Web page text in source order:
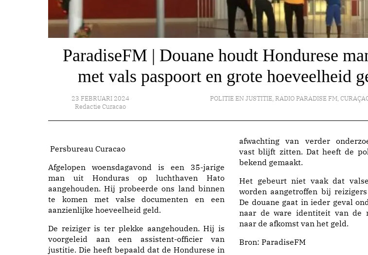
ParadiseFM | Douane houdt Hondurese
met vals paspoort en grote hoeveelheid
23 FEBRUARI 2024
Redactie Curacao
POLITIE EN JUSTITIE,RADIO PARADISE FM,
Persbureau Curacao
Afgelopen woensdagavond is een 35-jarige
man uit Honduras op luchthaven Hato
aangehouden. Hij probeerde ons land binnen
te komen met valse documenten en een
aanzienlijke hoeveelheid geld.
De reiziger is ter plekke aangehouden. Hij is
voorgeleid aan een assistent-officier van
justitie. Die heeft bepaald dat de Hondurese in
afwachting van verder
vast blijft zitten. Dat heeft de
bekend gemaakt.
Het gebeurt niet vaak dat
worden aangetroffen bij
De douane gaat in ieder geval
naar de ware identiteit van de
naar de afkomst van het geld.
Bron: ParadiseFM